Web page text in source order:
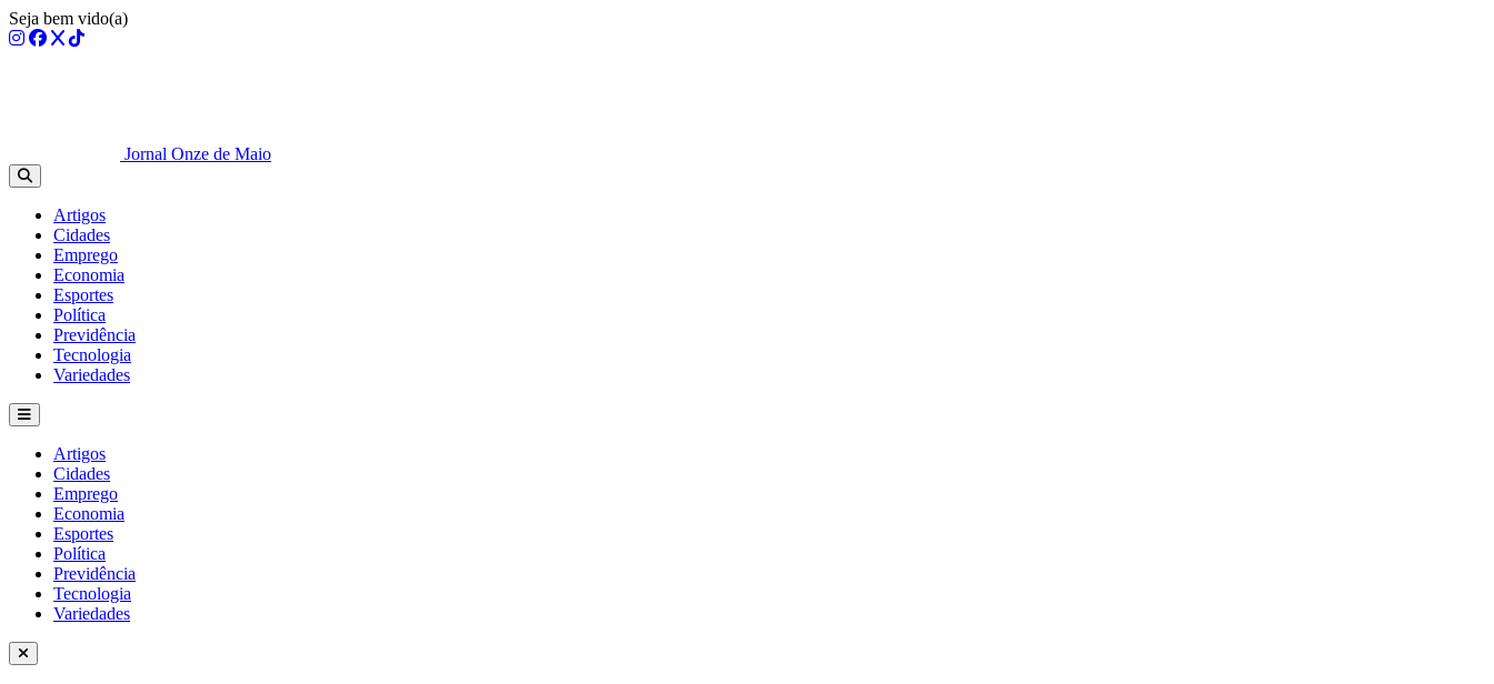
Seja bem vido(a)
Jornal Onze de Maio
Artigos
Cidades
Emprego
Economia
Esportes
Política
Previdência
Tecnologia
Variedades
Artigos
Cidades
Emprego
Economia
Esportes
Política
Previdência
Tecnologia
Variedades